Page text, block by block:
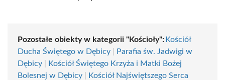
Pozostałe obiekty w kategorii "Kościoły": Kościół
Ducha Świętego w Dębicy
Parafia św. Jadwigi w
Dębicy
Kościół Świętego Krzyża i Matki Bożej
Bolesnej w Dębicy
Kościół Najświętszego Serca